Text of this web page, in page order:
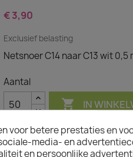
€ 3,90
Exclusief belasting
Netsnoer C14 naar C13 wit 0,5
Aantal
 IN
Op voorraad : 1 week
Minimale afname van het
voor betere prestaties en
media- en
en persoonlijke